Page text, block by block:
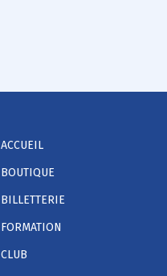
ACCUEIL
BOUTIQUE
BILLETTERIE
FORMATION
CLUB